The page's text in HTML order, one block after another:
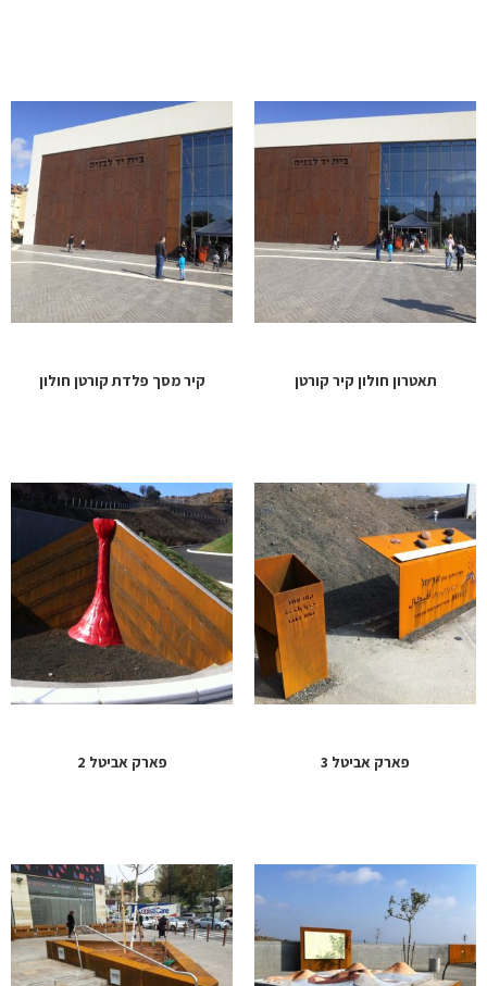
תאטרון חולון קיר קורטן קיר מסך פלדת קורטן חולון
פארק אביטל 3 פארק אביטל 2